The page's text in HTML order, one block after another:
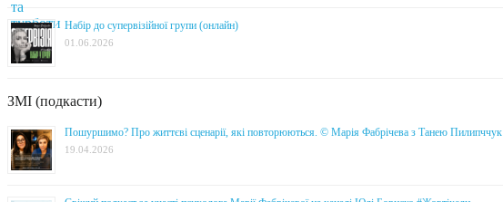
Набір до супервізійної групи (онлайн)
01.06.2026
ЗМІ (подкасти)
Пошуршимо? Про життєві сценарії, які повторюються. © Марія Фабрічева з Танею Пилипччук
19.04.2026